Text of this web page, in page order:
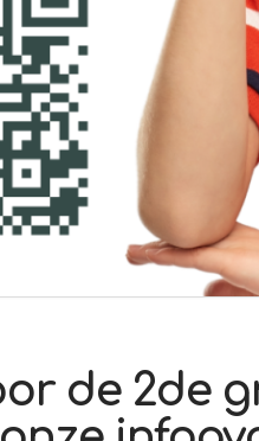
de 2de